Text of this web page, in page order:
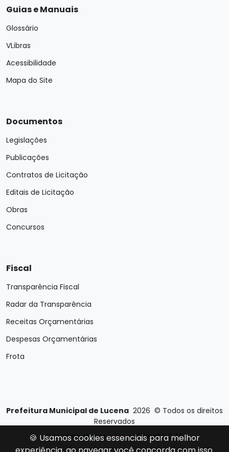
Guias e Manuais
Glossário
VLibras
Acessibilidade
Mapa do Site
Documentos
Legislações
Publicações
Contratos de Licitação
Editais de Licitação
Obras
Concursos
Fiscal
Transparência Fiscal
Radar da Transparência
Receitas Orçamentárias
Despesas Orçamentárias
Frota
Prefeitura Municipal de Lucena 2026 © Todos os direitos
Reservados
Desenvolvido porE-Ticons| Versão: 2.4.1
🍪 Usamos cookies essenciais para melhor